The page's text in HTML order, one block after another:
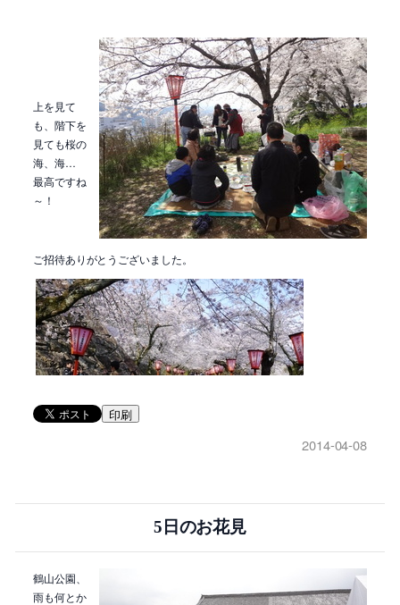
上を見て
も、階下を
見ても桜の
海、海…
最高ですね
～！
ご招待ありがとうございました。
印刷
2014-04-08
5日のお花見
鶴山公園、
雨も何とか